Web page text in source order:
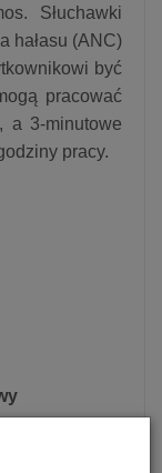
Słuchawki
hałasu (ANC)
być
pracować
a 3-minutowe
pracy.